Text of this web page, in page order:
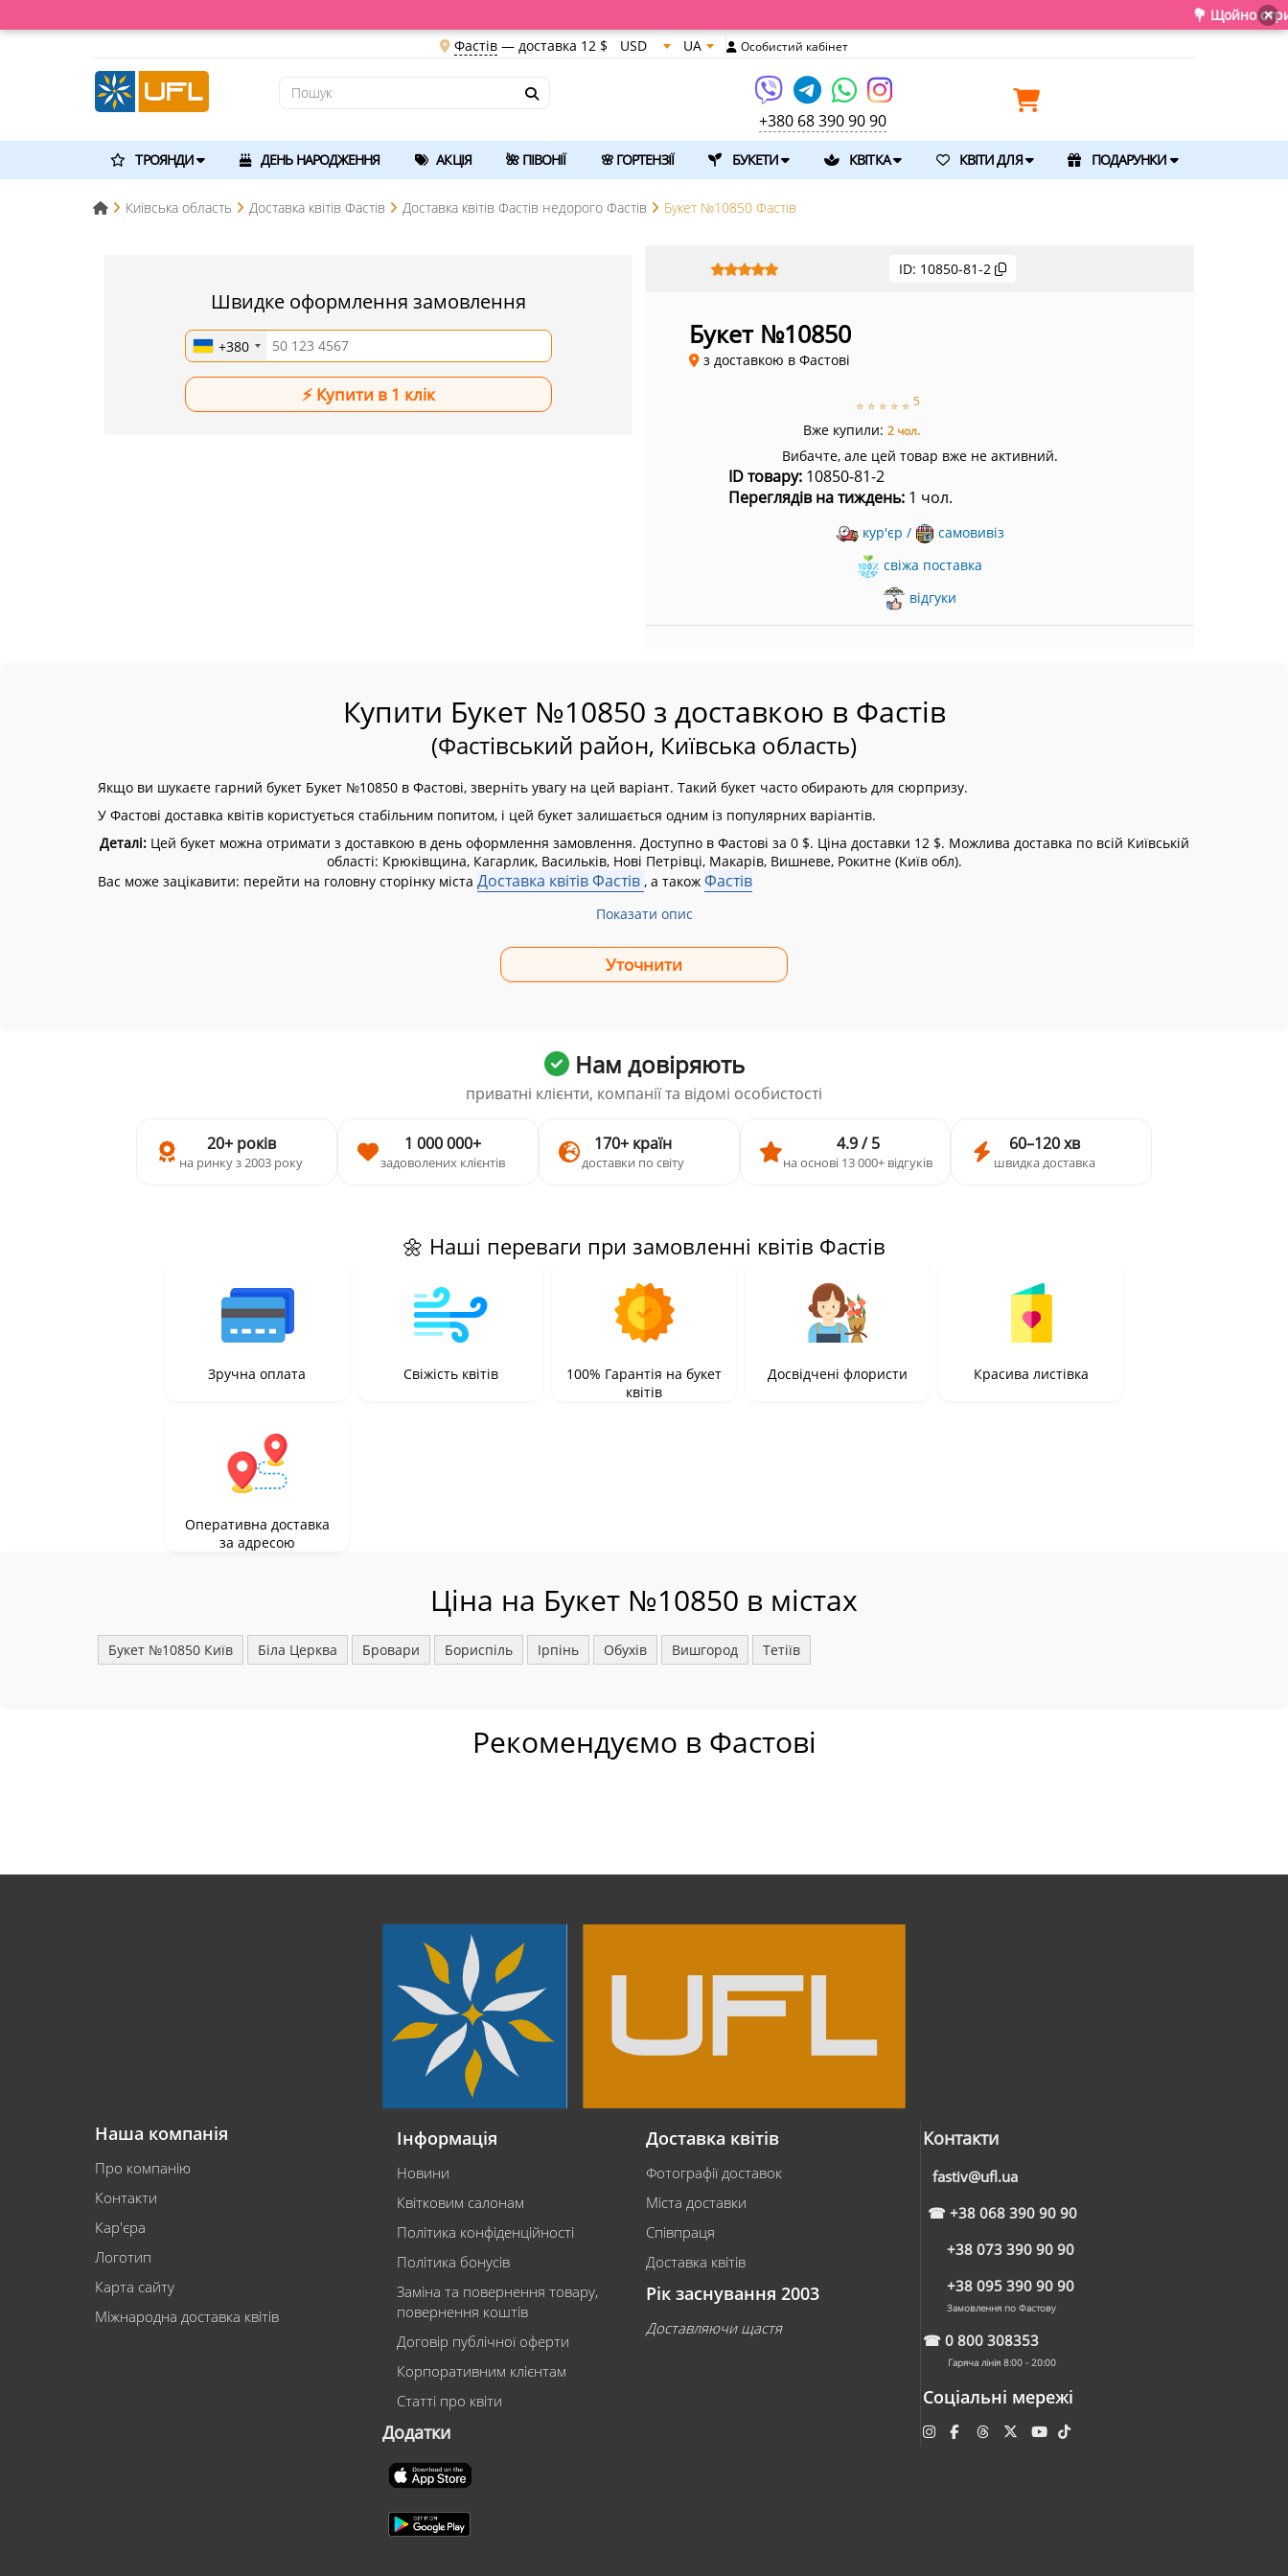
💐 Щойно отримали ×
Фастів — доставка 12 $ USD UA Особистий кабінет
+380 68 390 90 90
ТРОЯНДИ ДЕНЬ НАРОДЖЕННЯ АКЦІЯ 🌺 ПІВОНІЇ 🌸 ГОРТЕНЗІЇ БУКЕТИ КВІТКА КВІТИ ДЛЯ ПОДАРУНКИ
Київська область Доставка квітів Фастів Доставка квітів Фастів недорого Фастів Букет №10850 Фастів
Швидке оформлення замовлення
+380
ID: 10850-81-2
Букет №10850
з доставкою в Фастові
⭐ ⭐ ⭐ ⭐ ⭐ 5
Вже купили: 2 чол.
Вибачте, але цей товар вже не активний.
ID товару: 10850-81-2
Переглядів на тиждень:1 чол.
кур'єр /
самовивіз
свіжа поставка
відгуки
Купити Букет №10850 з доставкою в Фастів
(Фастівський район, Київська область)
Якщо ви шукаєте гарний букет Букет №10850 в Фастові, зверніть увагу на цей варіант. Такий букет часто обирають для сюрпризу.
У Фастові доставка квітів користується стабільним попитом, і цей букет залишається одним із популярних варіантів.
Деталі:Цей букет можна отримати з доставкою в день оформлення замовлення. Доступно в Фастові за 0 $. Ціна доставки 12 $. Можлива доставка по всій Київській
області: Крюківщина, Кагарлик, Васильків, Нові Петрівці, Макарів, Вишневе, Рокитне (Київ обл).
Вас може зацікавити: перейти на головну сторінку міста Доставка квітів Фастів , а також Фастів
Показати опис
Нам довіряють
приватні клієнти, компанії та відомі особистості
20+ років
на ринку з 2003 року
1 000 000+
задоволених клієнтів
170+ країн
доставки по світу
4.9 / 5
на основі 13 000+ відгуків
60–120 хв
швидка доставка
🌼 Наші переваги при замовленні квітів Фастів
Зручна оплата Свіжість квітів
100% Гарантія на букет
квітів
Досвідчені флористи Красива листівка
Оперативна доставка
за адресою
Ціна на Букет №10850 в містах
Букет №10850 Київ Біла Церква Бровари Бориспіль Ірпінь Обухів Вишгород Тетіїв
Рекомендуємо в Фастові
Наша компанія
Про компанію
Контакти
Кар'єра
Логотип
Карта сайту
Міжнародна доставка квітів
Інформація
Новини
Квітковим салонам
Політика конфіденційності
Політика бонусів
Заміна та повернення товару,
повернення коштів
Договір публічної оферти
Корпоративним клієнтам
Статті про квіти
Додатки
Доставка квітів
Фотографії доставок
Міста доставки
Співпраця
Доставка квітів
Рік заснування 2003
Доставляючи щастя
Контакти
fastiv@ufl.ua
☎ +38 068 390 90 90
+38 073 390 90 90
+38 095 390 90 90
Замовлення по Фастову
☎ 0 800 308353
Гаряча лінія 8:00 - 20:00
Соціальні мережі